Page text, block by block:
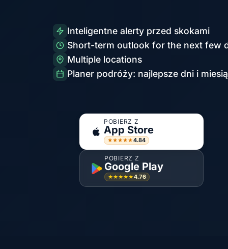
Inteligentne alerty przed skokami
Short-term outlook for the next few
Multiple locations
Planer podróży: najlepsze dni i
POBIERZ Z
App Store
★★★★★4.84
POBIERZ Z
Google Play
★★★★★4.76